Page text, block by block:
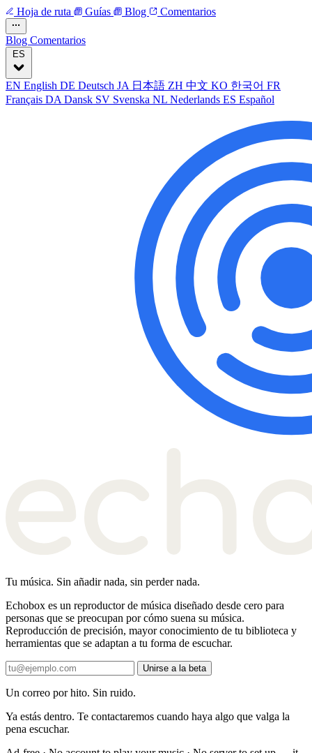
Hoja de ruta Guías Blog Comentarios
Blog Comentarios
ES
EN English DE Deutsch JA 日本語 ZH 中文 KO 한국어 FR
Français DA Dansk SV Svenska NL Nederlands ES Español
Tu música. Sin añadir nada, sin perder nada.
Echobox es un reproductor de música diseñado desde cero para
personas que se preocupan por cómo suena su música.
Reproducción de precisión, mayor conocimiento de tu biblioteca y
herramientas que se adaptan a tu forma de escuchar.
Unirse a la beta
Un correo por hito. Sin ruido.
Ya estás dentro. Te contactaremos cuando haya algo que valga la
pena escuchar.